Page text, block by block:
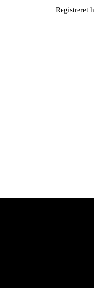
Registreret